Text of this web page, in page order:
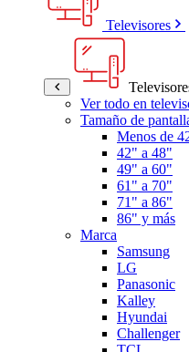
Televisores
Ver todo en
Tamaño de
Menos de
42" a 48"
49" a 60"
61" a 70"
71" a 86"
86" y más
Marca
Samsung
LG
Panasonic
Kalley
Hyundai
Challenger